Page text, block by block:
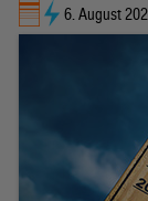
6. August